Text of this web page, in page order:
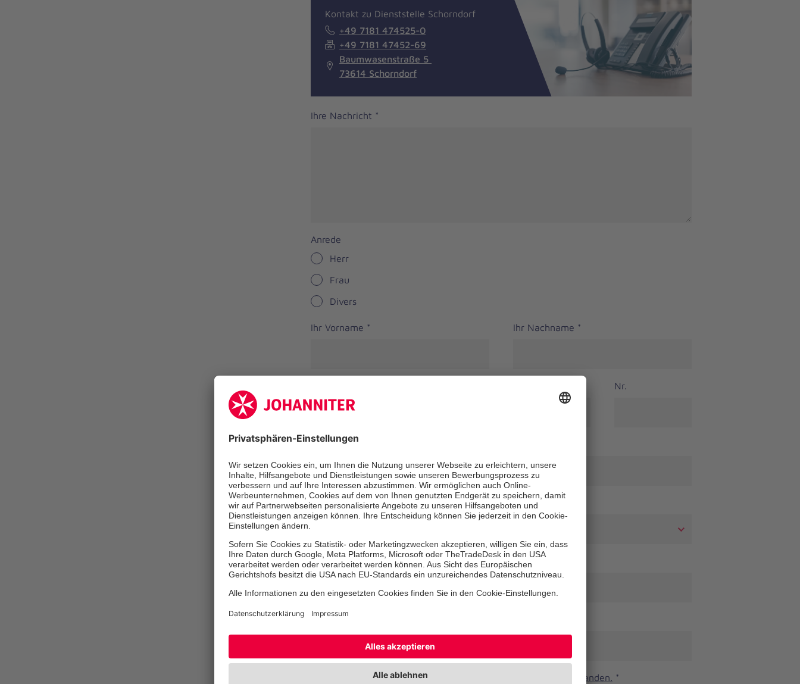
Kontakt zu Dienststelle Schorndorf
+49 7181 474525-0
+49 7181 47452-69
Baumwasenstraße 5
73614 Schorndorf
Ihre Nachricht *
Anrede
Herr
Frau
Divers
Ihr Vorname * Ihr Nachname *
Nr.
PLZ*
Bundesland
Telefonnummer
Ihre E-Mail-Adresse
Ich habe die Datenschutzbestimmungen gelesen und verstanden. *